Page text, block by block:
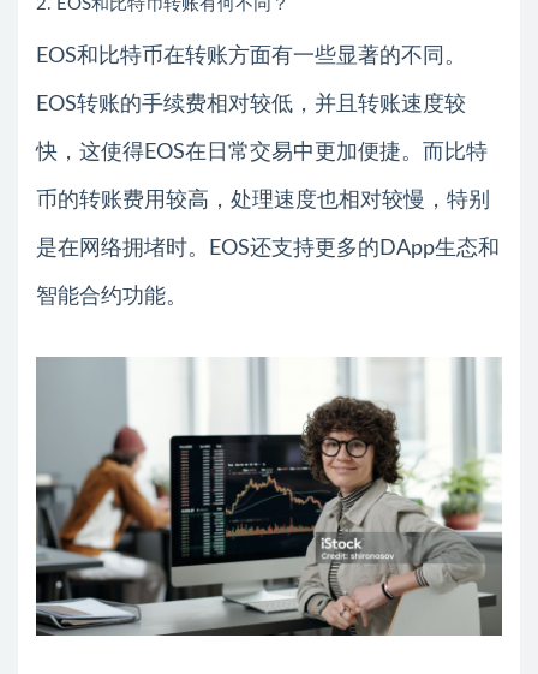
2. EOS和比特币转账有何不同？
EOS和比特币在转账方面有一些显著的不同。
EOS转账的手续费相对较低，并且转账速度较
快，这使得EOS在日常交易中更加便捷。而比特
币的转账费用较高，处理速度也相对较慢，特别
是在网络拥堵时。EOS还支持更多的DApp生态和
智能合约功能。